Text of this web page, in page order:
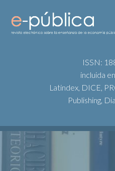
ISSN:
incluida
Latindex, DICE,
Publishing,